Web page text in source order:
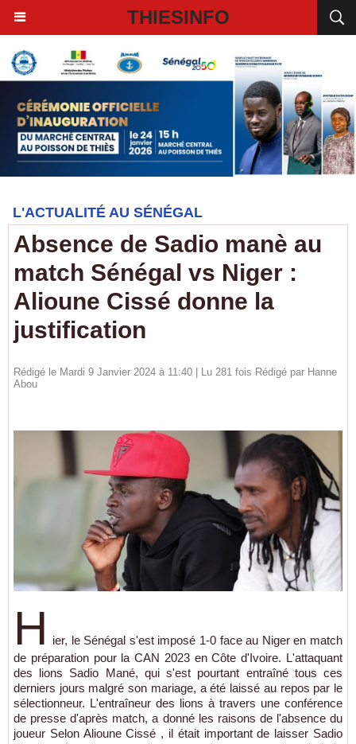
THIESINFO
L'ACTUALITÉ AU SÉNÉGAL
Absence de Sadio manè au
match Sénégal vs Niger :
Alioune Cissé donne la
justification
Rédigé le Mardi 9 Janvier 2024 à 11:40 | Lu 281 fois Rédigé par Hanne
Abou
H
ier, le Sénégal s'est imposé 1-0 face au Niger en match
de préparation pour la CAN 2023 en Côte d'Ivoire. L'attaquant
des lions Sadio Mané, qui s'est pourtant entraîné tous ces
derniers jours malgré son mariage, a été laissé au repos par le
sélectionneur. L'entraîneur des lions à travers une conférence
de presse d'après match, a donné les raisons de l'absence du
joueur Selon Alioune Cissé , il était important de laisser Sadio